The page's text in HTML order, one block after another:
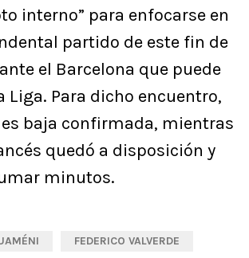
interno” para enfocarse en
partido de este fin de
el Barcelona que puede
Liga. Para dicho encuentro,
es baja confirmada, mientras
quedó a disposición y
minutos.
FEDERICO VALVERDE